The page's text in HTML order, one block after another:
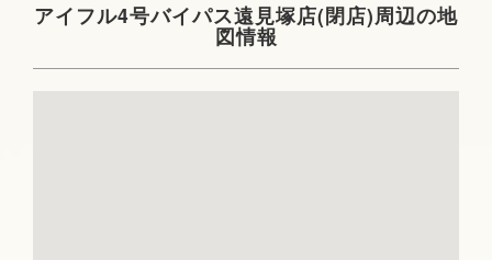
アイフル4号バイパス遠見塚店(閉店)周辺の地
図情報